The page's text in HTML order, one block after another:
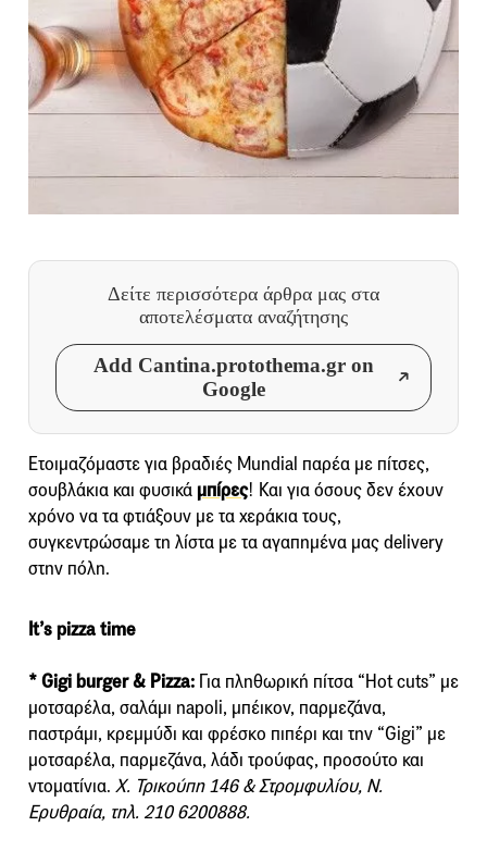
Δείτε περισσότερα άρθρα μας στα
αποτελέσματα αναζήτησης
Add Cantina.protothema.gr on
Google
Ετοιμαζόμαστε για βραδιές Mundial παρέα με πίτσες,
σουβλάκια και φυσικά μπίρες! Και για όσους δεν έχουν
χρόνο να τα φτιάξουν με τα χεράκια τους,
συγκεντρώσαμε τη λίστα με τα αγαπημένα μας delivery
στην πόλη.
It’s pizza time
* Gigi burger & Pizza: Για πληθωρική πίτσα “Hot cuts” με
μοτσαρέλα, σαλάμι napoli, μπέικον, παρμεζάνα,
παστράμι, κρεμμύδι και φρέσκο πιπέρι και την “Gigi” με
μοτσαρέλα, παρμεζάνα, λάδι τρούφας, προσούτο και
ντοματίνια. Χ. Τρικούπη 146 & Στρομφυλίου, Ν.
Ερυθραία, τηλ. 210 6200888.